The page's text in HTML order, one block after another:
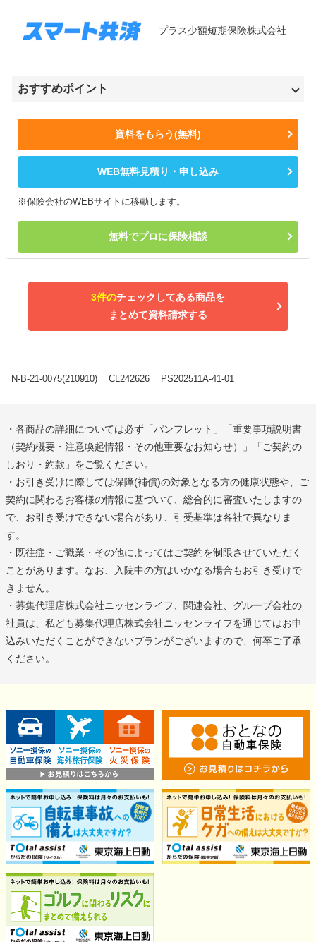
プラス少額短期保険株式会社
おすすめポイント
資料をもらう(無料)
WEB無料見積り・申し込み
※保険会社のWEBサイトに移動します。
無料でプロに保険相談
3件のチェックしてある商品を
まとめて資料請求する
N-B-21-0075(210910) CL242626 PS202511A-41-01
・各商品の詳細については必ず「パンフレット」「重要事項説明書
（契約概要・注意喚起情報・その他重要なお知らせ）」「ご契約の
しおり・約款」をご覧ください。
・お引き受けに際しては保障(補償)の対象となる方の健康状態や、ご
契約に関わるお客様の情報に基づいて、総合的に審査いたしますの
で、お引き受けできない場合があり、引受基準は各社で異なりま
す。
・既往症・ご職業・その他によってはご契約を制限させていただく
ことがあります。なお、入院中の方はいかなる場合もお引き受けで
きません。
・募集代理店株式会社ニッセンライフ、関連会社、グループ会社の
社員は、私ども募集代理店株式会社ニッセンライフを通じてはお申
込みいただくことができないプランがございますので、何卒ご了承
ください。